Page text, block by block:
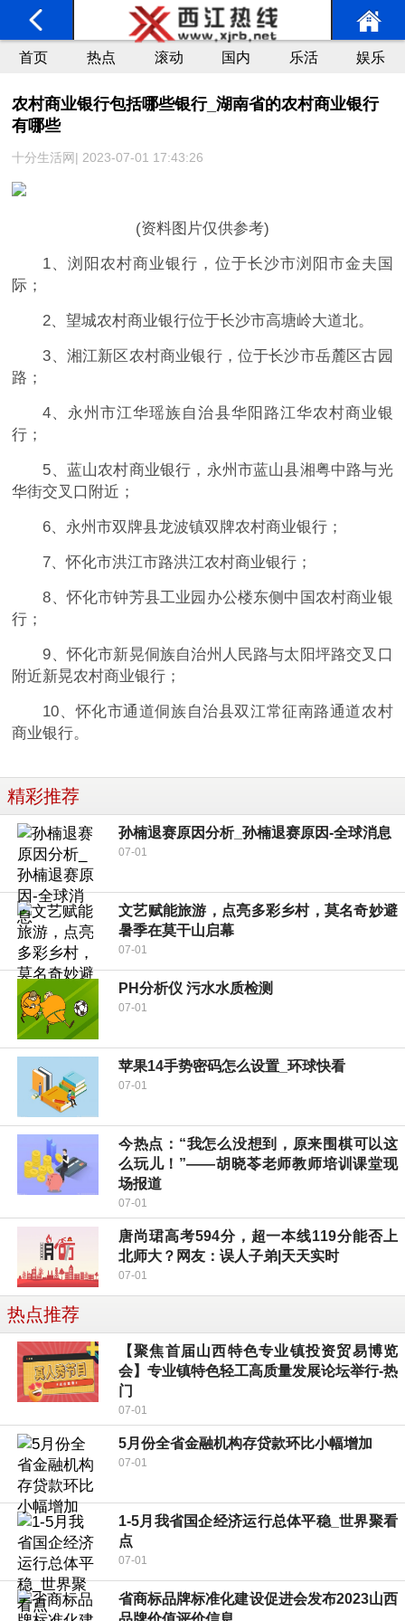
首页 热点 滚动 国内 乐活 娱乐
农村商业银行包括哪些银行_湖南省的农村商业银行
有哪些
十分生活网| 2023-07-01 17:43:26
(资料图片仅供参考)
1、浏阳农村商业银行，位于长沙市浏阳市金夫国
际；
2、望城农村商业银行位于长沙市高塘岭大道北。
3、湘江新区农村商业银行，位于长沙市岳麓区古园
路；
4、永州市江华瑶族自治县华阳路江华农村商业银
行；
5、蓝山农村商业银行，永州市蓝山县湘粤中路与光
华街交叉口附近；
6、永州市双牌县龙波镇双牌农村商业银行；
7、怀化市洪江市路洪江农村商业银行；
8、怀化市钟芳县工业园办公楼东侧中国农村商业银
行；
9、怀化市新晃侗族自治州人民路与太阳坪路交叉口
附近新晃农村商业银行；
10、怀化市通道侗族自治县双江常征南路通道农村
商业银行。
精彩推荐
孙楠退赛原因分析_孙楠退赛原因-全球消息
07-01
文艺赋能旅游，点亮多彩乡村，莫名奇妙避
暑季在莫干山启幕
07-01
PH分析仪 污水水质检测
07-01
苹果14手势密码怎么设置_环球快看
07-01
今热点：“我怎么没想到，原来围棋可以这
么玩儿！”——胡晓苓老师教师培训课堂现
场报道
07-01
唐尚珺高考594分，超一本线119分能否上
北师大？网友：误人子弟|天天实时
07-01
热点推荐
【聚焦首届山西特色专业镇投资贸易博览
会】专业镇特色轻工高质量发展论坛举行-热
门
07-01
5月份全省金融机构存贷款环比小幅增加
07-01
1-5月我省国企经济运行总体平稳_世界聚看
点
07-01
省商标品牌标准化建设促进会发布2023山西